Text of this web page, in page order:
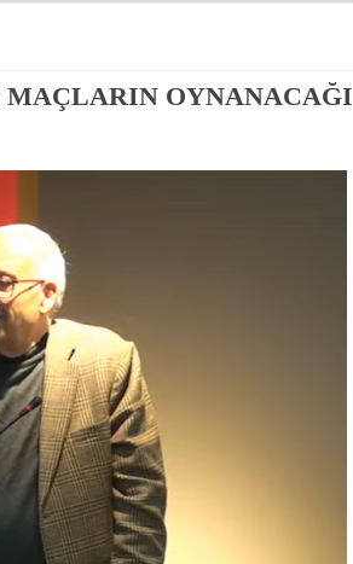
MAÇLARIN OYNANACAĞI